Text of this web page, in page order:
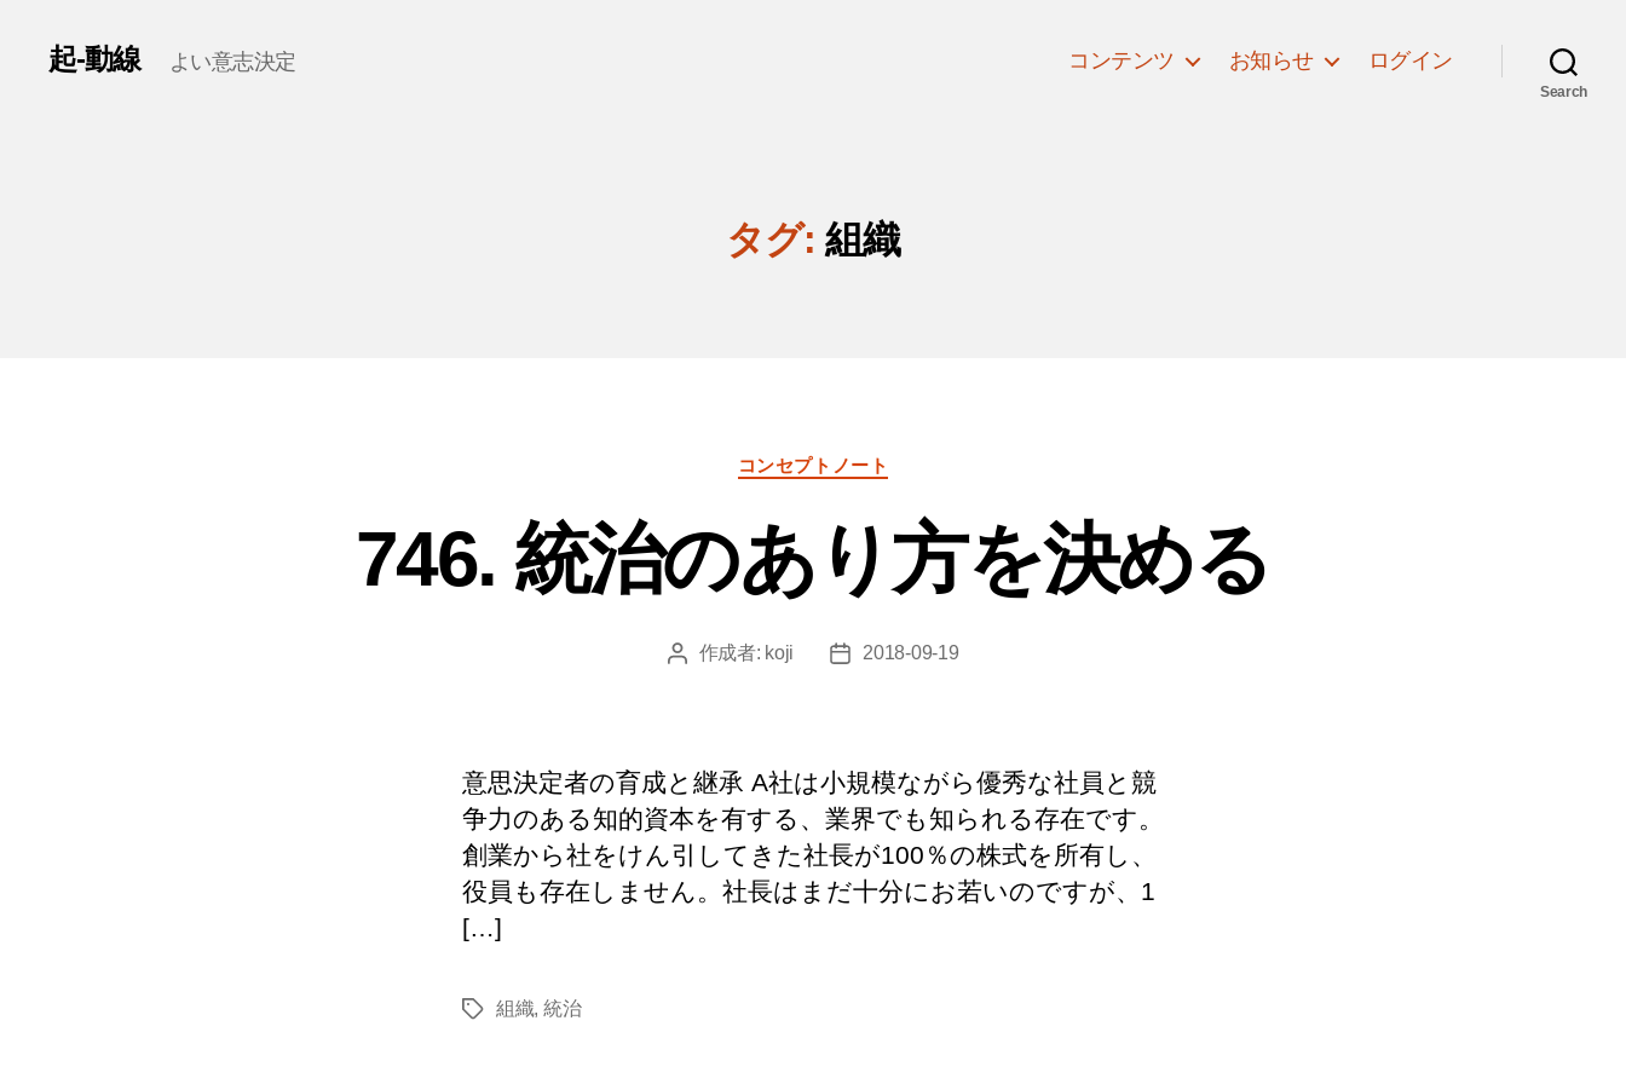
起-動線 よい意志決定 コンテンツ お知らせ ログイン
Search
タグ: 組織
カ
テ
ー
コンセプトノート
746. 統治のあり方を決める
投 作成者: koji
投
2018-09-19
意思決定者の育成と継承 A社は小規模ながら優秀な社員と競
争力のある知的資本を有する、業界でも知られる存在です。
創業から社をけん引してきた社長が100％の株式を所有し、
役員も存在しません。社長はまだ十分にお若いのですが、1
[…]
タ
組織, 統治